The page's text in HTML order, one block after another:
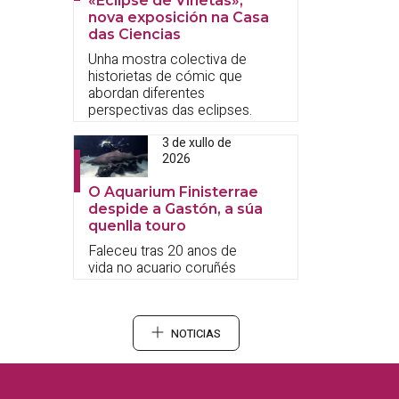
nova exposición na Casa
das Ciencias
Unha mostra colectiva de
historietas de cómic que
abordan diferentes
perspectivas das eclipses.
3 de xullo de
2026
O Aquarium Finisterrae
despide a Gastón, a súa
quenlla touro
Faleceu tras 20 anos de
vida no acuario coruñés
NOTICIAS